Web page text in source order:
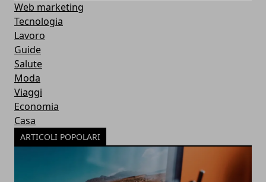
Web marketing
Tecnologia
Lavoro
Guide
Salute
Moda
Viaggi
Economia
Casa
ARTICOLI POPOLARI